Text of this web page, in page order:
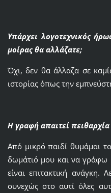
Υπάρχει λογοτεχνικός
μοίρας θα αλλάζατε;
Όχι, δεν θα άλλαζα σε
ιστορίας όπως την
Η γραφή απαιτεί
Από μικρό παιδί θυμάμαι
δωμάτιό μου και να γράφω
είναι επιτακτική ανάγκη.
συνεχώς στο αυτί όλες